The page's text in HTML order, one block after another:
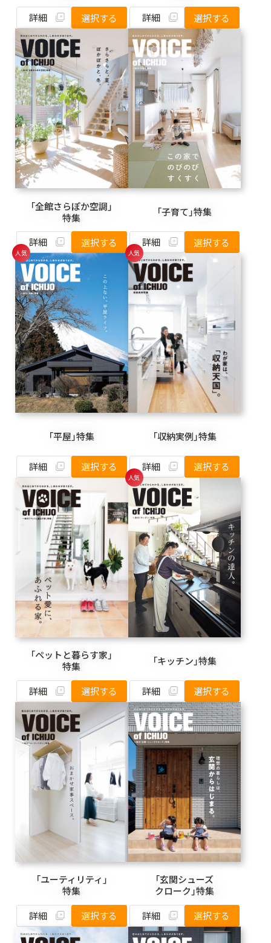
詳細
選択する
詳細
選択する
「全館さらぽか空調」
特集
詳細
選択する
「子育て」特集
詳細 選択する
「平屋」特集
詳細 選択する
「収納実例」特集
詳細 選択する
「ペットと暮らす家」
特集
詳細
選択する
「キッチン」特集
詳細 選択する
「ユーティリティ」
特集
詳細
選択する
「玄関シューズ
クローク」特集
詳細
選択する